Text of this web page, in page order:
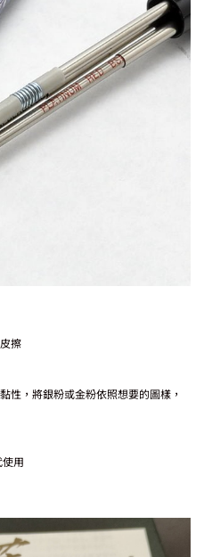
擦
性，將銀粉或金粉依照想要的圖樣，
用